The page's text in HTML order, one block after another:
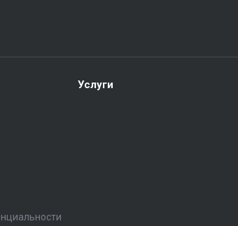
Услуги